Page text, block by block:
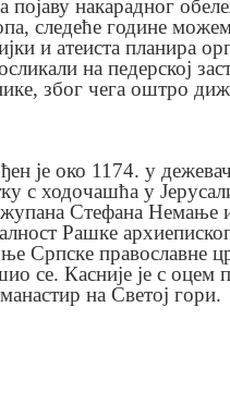
накарадног
следеће године
и атеиста планира
на педерској
због чега оштро
је око 1174. у
с ходочашћа у
жупана Стефана Немање
Рашке
Српске православне
се. Касније је с оцем
на Светој гори.